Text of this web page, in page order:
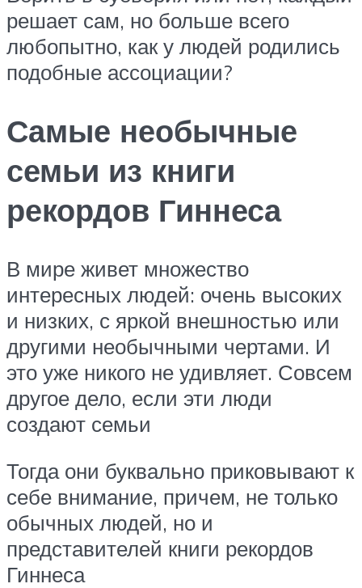
решает сам, но больше всего
любопытно, как у людей родились
подобные ассоциации?
Самые необычные
семьи из книги
рекордов Гиннеса
В мире живет множество
интересных людей: очень высоких
и низких, с яркой внешностью или
другими необычными чертами. И
это уже никого не удивляет. Совсем
другое дело, если эти люди
создают семьи
Тогда они буквально приковывают к
себе внимание, причем, не только
обычных людей, но и
представителей книги рекордов
Гиннеса